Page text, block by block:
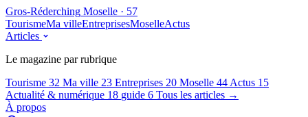
Gros-Réderching Moselle · 57
TourismeMa villeEntreprisesMoselleActus
Articles
Le magazine par rubrique
Tourisme 32 Ma ville 23 Entreprises 20 Moselle 44 Actus 15
Actualité & numérique 18 guide 6 Tous les articles →
À propos